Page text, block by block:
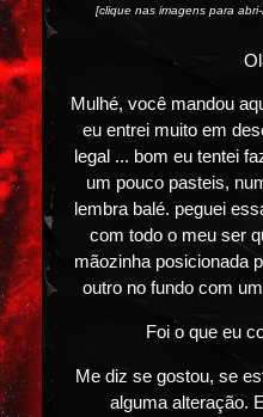
[clique nas imagens para
Mulhé, você mandou
eu entrei muito em
legal ... bom eu tentei
um pouco pasteis,
lembra balé. peguei
com todo o meu ser
mãozinha posicionada
outro no fundo com
Foi o que eu
Me diz se gostou, se
alguma alteração.